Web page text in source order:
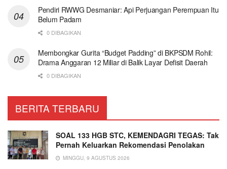
Pendiri RWWG Desmaniar: Api Perjuangan Perempuan Itu
Belum Padam
0 DIBAGIKAN
Membongkar Gurita “Budget Padding” di BKPSDM Rohil:
Drama Anggaran 12 Miliar di Balik Layar Defisit Daerah
0 DIBAGIKAN
BERITA TERBARU
SOAL 133 HGB STC, KEMENDAGRI TEGAS: Tak
Pernah Keluarkan Rekomendasi Penolakan
MINGGU, 9 AGUSTUS 2026